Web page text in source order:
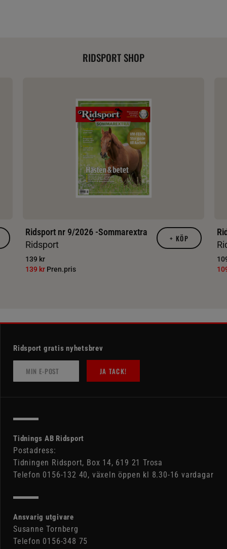
RIDSPORT SHOP
Ridsport nr 9/2026 -Sommarextra
Ridsport
139 kr
139 kr Pren.pris
+ KÖP
Ridsport gratis nyhetsbrev
JA TACK!
Tidnings AB Ridsport
Postadress:
Tidningen Ridsport, Box 14, 619 21 Trosa
Telefon 0156-132 40, växeln öppen kl 8.30-16 vardagar
Ansvarig utgivare
Susanne Tornberg
Telefon 0156-348 75